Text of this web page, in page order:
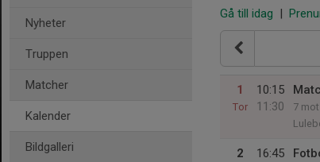
Nyheter
Truppen
Matcher
Kalender
Bildgalleri
Gå till idag |
1
Tor
10:15
11:30
7
2
16:45